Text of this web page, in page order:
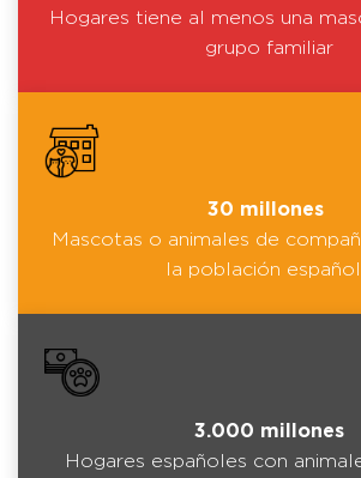
Hogares tiene al menos una
grupo familiar
30 millones
Mascotas o animales de
la población
3.000 millones
Hogares españoles con